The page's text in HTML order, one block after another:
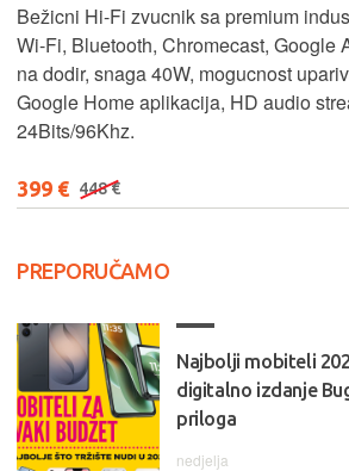
Bežicni Hi-Fi zvucnik sa premium
Wi-Fi, Bluetooth, Chromecast, Google
na dodir, snaga 40W, mogucnost
Google Home aplikacija, HD audio
24Bits/96Khz.
399 € 448 €
PREPORUČAMO
Najbolji mobiteli
digitalno izdanje
priloga
nedjelja